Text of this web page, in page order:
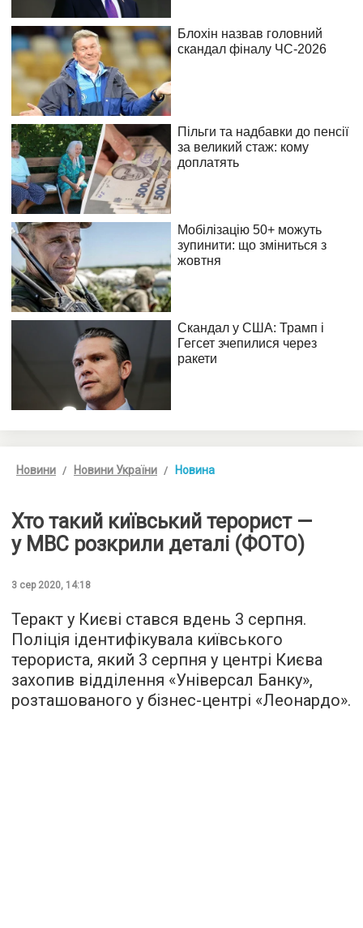
Новини Новини України Новина
Хто такий київський терорист —
у МВС розкрили деталі (ФОТО)
3 сер 2020, 14:18
Теракт у Києві стався вдень 3 серпня.
Поліція ідентифікувала київського
терориста, який 3 серпня у центрі Києва
захопив відділення «Універсал Банку»,
розташованого у бізнес-центрі «Леонардо».